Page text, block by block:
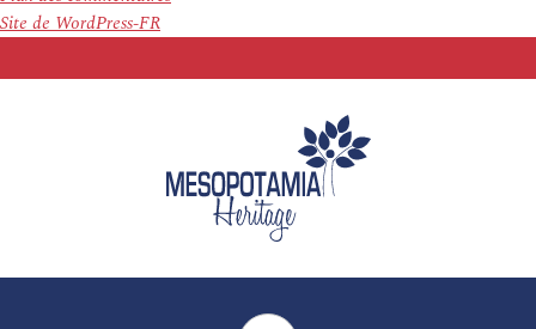
Site de WordPress-FR